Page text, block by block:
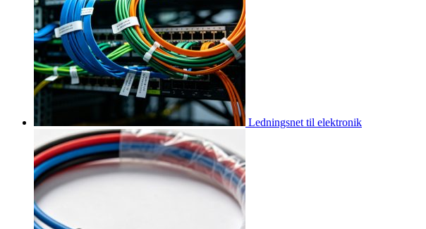
Ledningsnet til elektronik